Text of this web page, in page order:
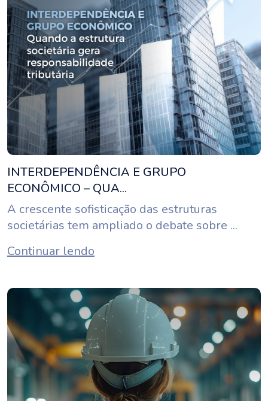
INTERDEPENDÊNCIA E GRUPO
ECONÔMICO – QUA...
A crescente sofisticação das estruturas
societárias tem ampliado o debate sobre ...
Continuar lendo